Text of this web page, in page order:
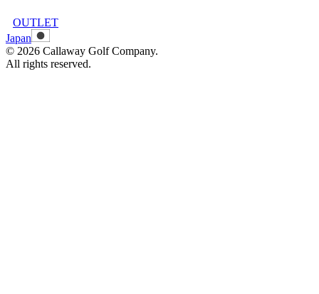
OUTLET
Japan
© 2026 Callaway Golf Company.
All rights reserved.